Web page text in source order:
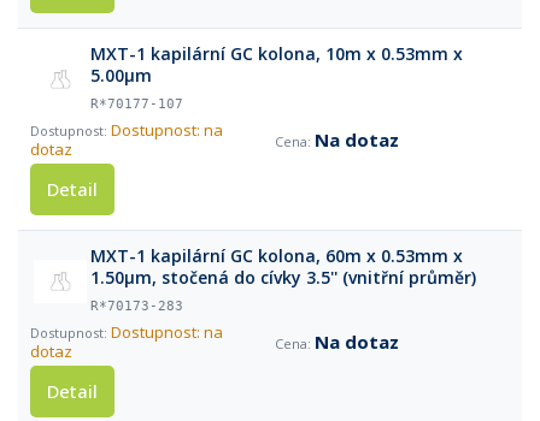
MXT-1 kapilární GC kolona, 10m x 0.53mm x
5.00μm
R*70177-107
Dostupnost: na
dotaz
Na dotaz
Detail
MXT-1 kapilární GC kolona, 60m x 0.53mm x
1.50μm, stočená do cívky 3.5'' (vnitřní průměr)
R*70173-283
Dostupnost: na
dotaz
Na dotaz
Detail